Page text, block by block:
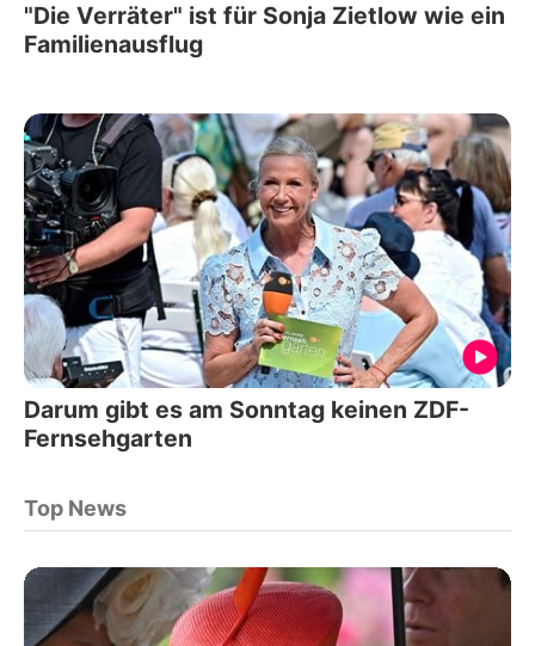
"Die Verräter" ist für Sonja Zietlow wie ein
Familienausflug
Darum gibt es am Sonntag keinen ZDF-
Fernsehgarten
Top News